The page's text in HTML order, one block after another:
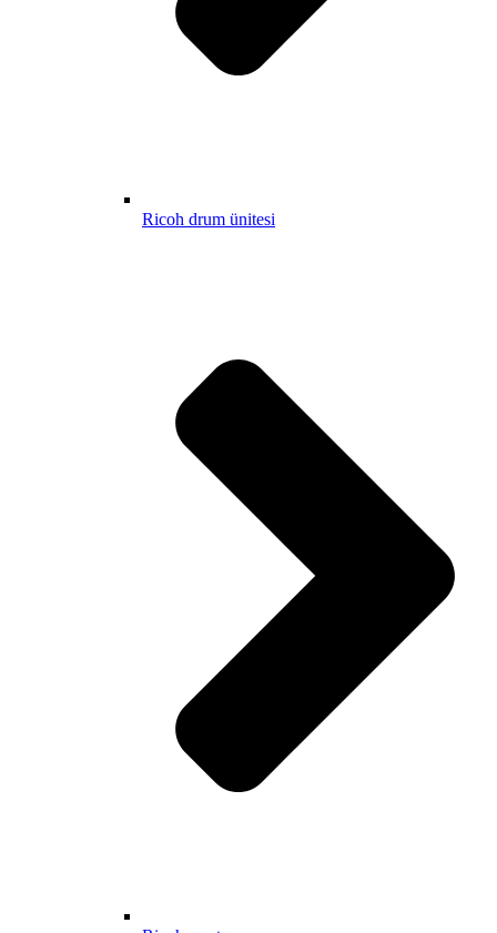
Ricoh drum ünitesi